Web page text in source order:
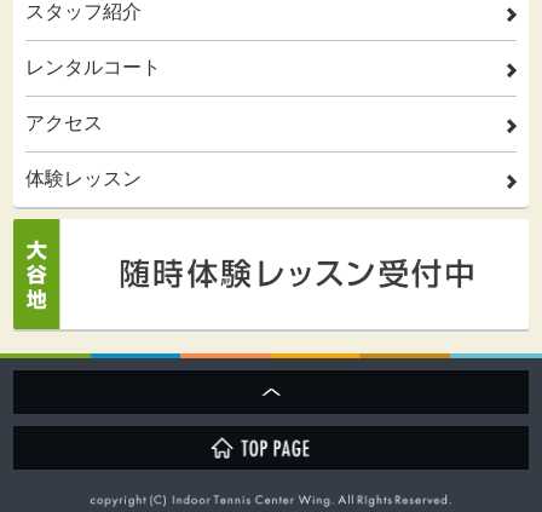
スタッフ紹介 2
レンタルコート 2
アクセス 2
体験レッスン 2